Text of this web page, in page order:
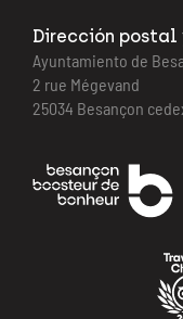
Dirección
Ayuntamiento de
2 rue Mégevand
25034 Besançon